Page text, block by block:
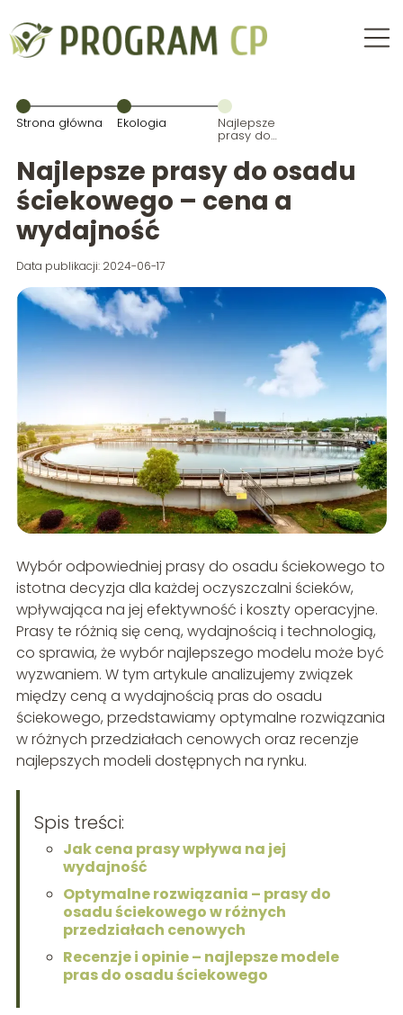
Strona główna Ekologia Najlepsze
prasy do
osadu
ściekowego –
cena a
wydajność
Najlepsze prasy do osadu
ściekowego – cena a
wydajność
Data publikacji: 2024-06-17
Wybór odpowiedniej prasy do osadu ściekowego to
istotna decyzja dla każdej oczyszczalni ścieków,
wpływająca na jej efektywność i koszty operacyjne.
Prasy te różnią się ceną, wydajnością i technologią,
co sprawia, że wybór najlepszego modelu może być
wyzwaniem. W tym artykule analizujemy związek
między ceną a wydajnością pras do osadu
ściekowego, przedstawiamy optymalne rozwiązania
w różnych przedziałach cenowych oraz recenzje
najlepszych modeli dostępnych na rynku.
Spis treści:
Jak cena prasy wpływa na jej
wydajność
Optymalne rozwiązania – prasy do
osadu ściekowego w różnych
przedziałach cenowych
Recenzje i opinie – najlepsze modele
pras do osadu ściekowego